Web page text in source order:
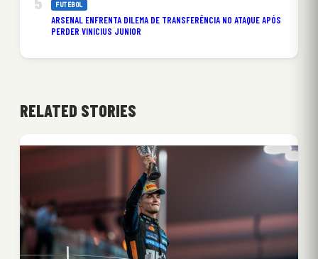
FUTEBOL
ARSENAL ENFRENTA DILEMA DE TRANSFERÊNCIA NO ATAQUE APÓS
PERDER VINICIUS JUNIOR
RELATED STORIES